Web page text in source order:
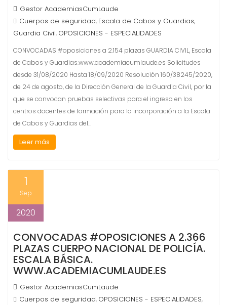
Gestor AcademiasCumLaude
Cuerpos de seguridad, Escala de Cabos y Guardias,
Guardia Civil, OPOSICIONES - ESPECIALIDADES
CONVOCADAS #oposiciones a 2.154 plazas GUARDIA CIVIL, Escala
de Cabos y Guardias.www.academiacumlaude.es Solicitudes
desde 31/08/2020 Hasta 18/09/2020 Resolución 160/38245/2020,
de 24 de agosto, de la Dirección General de la Guardia Civil, por la
que se convocan pruebas selectivas para el ingreso en los
centros docentes de formación para la incorporación a la Escala
de Cabos y Guardias del…
Leer más
1
Sep
2020
CONVOCADAS #OPOSICIONES A 2.366
PLAZAS CUERPO NACIONAL DE POLICÍA.
ESCALA BÁSICA.
WWW.ACADEMIACUMLAUDE.ES
Gestor AcademiasCumLaude
Cuerpos de seguridad, OPOSICIONES - ESPECIALIDADES,